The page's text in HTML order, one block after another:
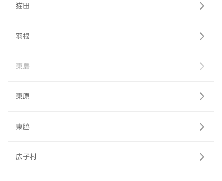
猫田
羽根
東島
東原
東脇
広子村